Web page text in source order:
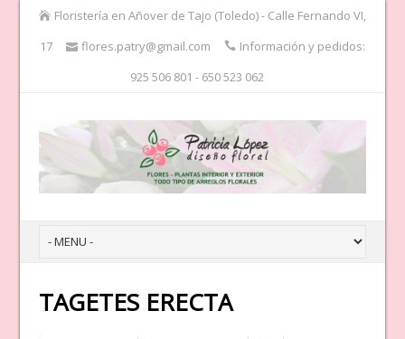
Floristería en Añover de Tajo (Toledo) - Calle Fernando VI,
17
flores.patry@gmail.com
Información y pedidos:
925 506 801 - 650 523 062
TAGETES ERECTA